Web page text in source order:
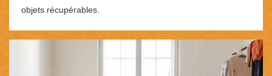
objets récupérables.